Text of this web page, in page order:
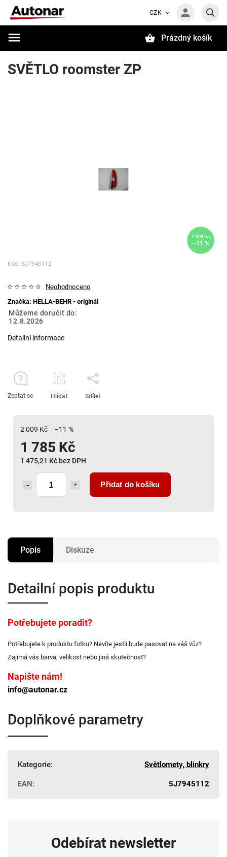
CZK
Prázdný košík
SVĚTLO roomster ZP
2 009 Kč
–11 %
Kód: 5J7945112
Neohodnoceno
Značka: HELLA-BEHR - originál
2 009 Kč –11 %
1 785 Kč
1 475,21 Kč bez DPH
Přidat do košíku
Můžeme doručit do:
12.8.2026
Detailní informace
Zeptat se Hlídat Sdílet
Popis Diskuze
Detailní popis produktu
Potřebujete poradit?
Potřebujete k produktu fotku? Nevíte jestli bude pasovat na váš vůz?
Zajímá vás barva, velikost nebo jiná skutečnost?
Napište nám!
info@autonar.cz
Doplňkové parametry
Kategorie: Světlomety, blinkry
EAN: 5J7945112
Odebírat newsletter